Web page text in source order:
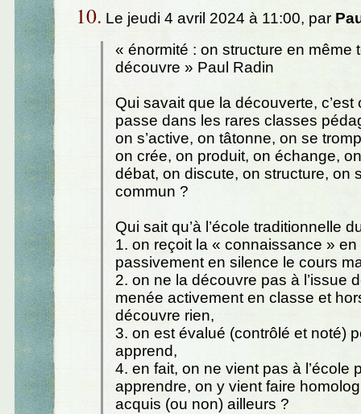
10. Le jeudi 4 avril 2024 à 11:00, par
« énormité : on structure en même
découvre » Paul Radin
Qui savait que la découverte, c’est
passe dans les rares classes
on s’active, on tâtonne, on se
on crée, on produit, on échange,
débat, on discute, on structure, on
commun ?
Qui sait qu’à l’école traditionnelle
1. on reçoit la « connaissance »
passivement en silence le cours
2. on ne la découvre pas à l’issue
menée activement en classe et
découvre rien,
3. on est évalué (contrôlé et noté)
apprend,
4. en fait, on ne vient pas à l’école
apprendre, on y vient faire
acquis (ou non) ailleurs ?